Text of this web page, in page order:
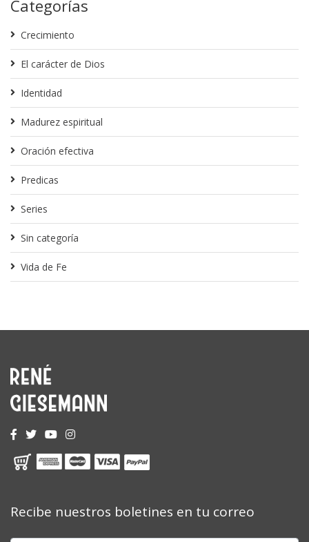
Categorías
Crecimiento
El carácter de Dios
Identidad
Madurez espiritual
Oración efectiva
Predicas
Series
Sin categoría
Vida de Fe
Recibe nuestros boletines en tu correo